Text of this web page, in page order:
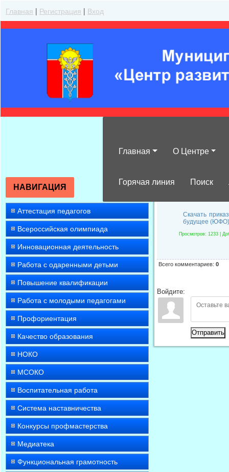
Главная | Регистрация | Вход
Главная О Центре
Горячая линия Поиск
НАВИГАЦИЯ
Аттестация педагогов
Всероссийская олимпиада
Инновационная деятельность
Работа с одаренными детьми
Повышение квалификации
Работа с молодыми педагогами
Профориентация
Качество образования
НОКО
МСОКО
Воспитательная работа
Система наставничества
Конкурсы профмастерства
Медиатека
Функциональная грамотность
Скачать
будущее
Просмотров: 1233 |
Всего комментариев: 0
Войдите:
Отправить